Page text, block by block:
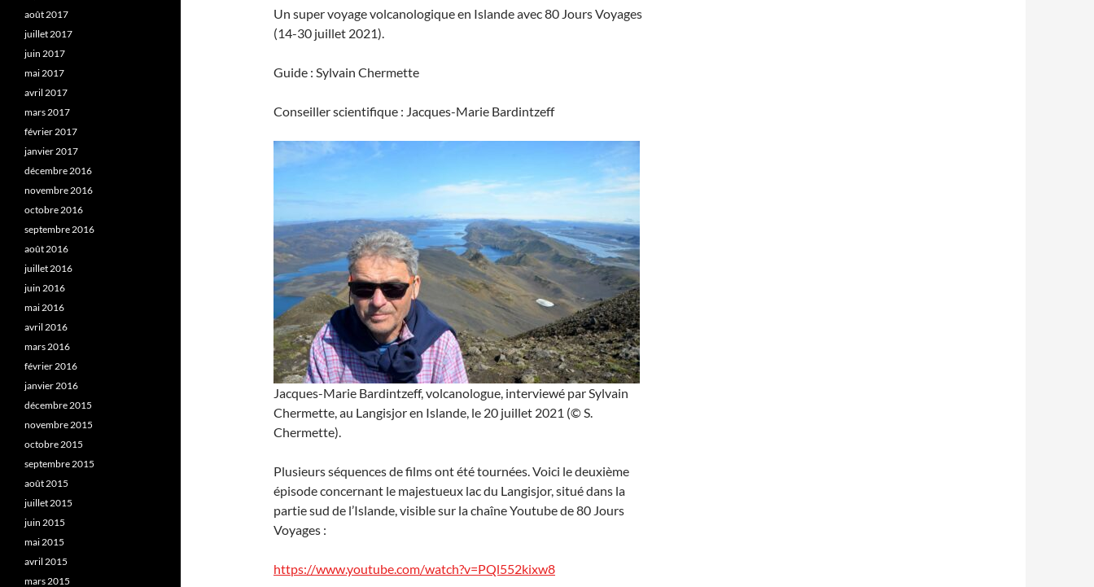
Un super voyage volcanologique en Islande avec 80 Jours Voyages
(14-30 juillet 2021).
Guide : Sylvain Chermette
Conseiller scientifique : Jacques-Marie Bardintzeff
Jacques-Marie Bardintzeff, volcanologue, interviewé par Sylvain
Chermette, au Langisjor en Islande, le 20 juillet 2021 (© S.
Chermette).
Plusieurs séquences de films ont été tournées. Voici le deuxième
épisode concernant le majestueux lac du Langisjor, situé dans la
partie sud de l’Islande, visible sur la chaîne Youtube de 80 Jours
Voyages :
https://www.youtube.com/watch?v=PQl552kixw8
août 2017
juillet 2017
juin 2017
mai 2017
avril 2017
mars 2017
février 2017
janvier 2017
décembre 2016
novembre 2016
octobre 2016
septembre 2016
août 2016
juillet 2016
juin 2016
mai 2016
avril 2016
mars 2016
février 2016
janvier 2016
décembre 2015
novembre 2015
octobre 2015
septembre 2015
août 2015
juillet 2015
juin 2015
mai 2015
avril 2015
mars 2015